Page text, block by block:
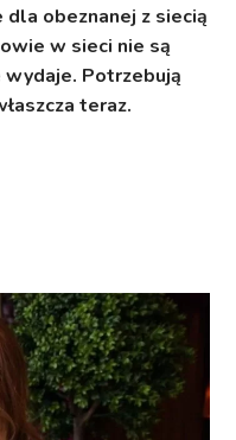
obeznanej z siecią
w sieci nie są
Potrzebują
teraz.